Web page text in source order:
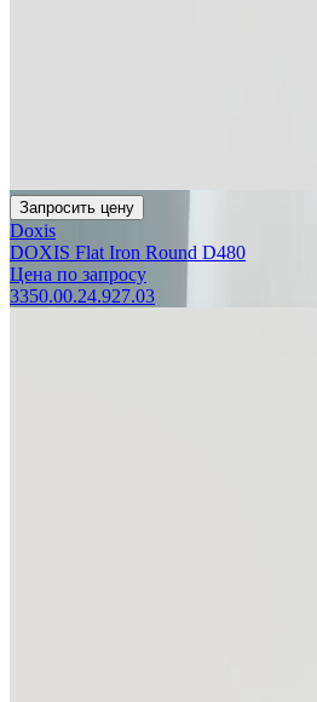
Запросить цену
Doxis
DOXIS Flat Iron Round D480
Цена по запросу
3350.00.24.927.03